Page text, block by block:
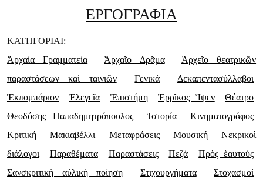
ΕΡΓΟΓΡΑΦΙΑ
ΚΑΤΗΓΟΡΙΑΙ:
Ἀρχαία Γραμματεία
Ἀρχαῖο Δρᾶμα
Ἀρχεῖο θεατρικῶν
παραστάσεων καὶ ταινιῶν
Γενικά
Δεκαπεντασύλλαβοι
Ἐκπομπάριον
Ἐλεγεῖα Ἐπιστήμη Ἑρρῖκος Ἴψεν
Θέατρο
Θεοδόσης Παπαδημητρόπουλος
Ἱστορία
Κινηματογράφος
Κριτική
Μακιαβέλλι Μεταφράσεις Μουσική
Νεκρικοὶ
διάλογοι
Παραθέματα Παραστάσεις Πεζά
Πρὸς ἑαυτούς
Σανσκριτικὴ αὐλικὴ ποίηση
Στιχουργήματα
Στοχασμοί